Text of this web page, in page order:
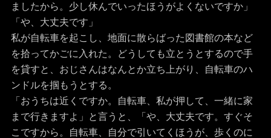
ましたから。少し休んでいったほうがよくないですか」
「や、大丈夫です」
私が自転車を起こし、地面に散らばった図書館の本など
を拾ってかごに入れた。どうしても立とうとするので手
を貸すと、おじさんはなんとか立ち上がり、自転車のハ
ンドルを掴もうとする。
「おうちは近くですか。自転車、私が押して、一緒に家
まで行きますよ」と言うと、「や、大丈夫です。すぐそ
こですから。自転車、自分で引いてくほうが、歩くのに